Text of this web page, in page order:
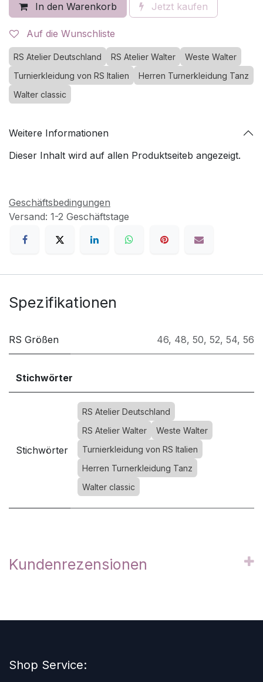
In den Warenkorb Jetzt kaufen
Auf die Wunschliste
RS Atelier Deutschland RS Atelier Walter
Weste Walter
Turnierkleidung von RS Italien
Herren Turnerkleidung Tanz
Walter classic
Weitere Informationen
Dieser Inhalt wird auf allen Produktseiteb angezeigt.
Geschäftsbedingungen
Versand: 1-2 Geschäftstage
Spezifikationen
RS Größen 46, 48, 50, 52, 54, 56
Stichwörter
Stichwörter
RS Atelier Deutschland
RS Atelier Walter
Weste Walter
Turnierkleidung von RS Italien
Herren Turnerkleidung Tanz
Walter classic
Kundenrezensionen
Shop Service: